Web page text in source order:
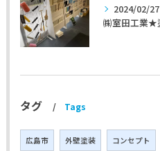
2024/02/27
タグ Tags
広島市 外壁塗装 コンセプト